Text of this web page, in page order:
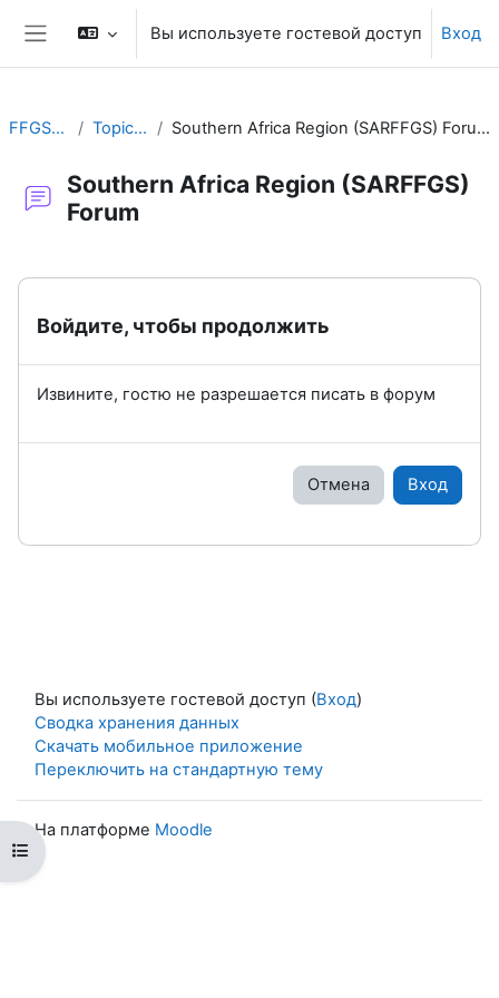
Перейти к основному содержанию
Боковая панель
Вы используете гостевой доступ Вход
Открыть оглавление курса
FFGS-F Topic 2 Southern Africa Region (SARFFGS) Forum
Southern Africa Region (SARFFGS)
Forum
Войдите, чтобы продолжить
Извините, гостю не разрешается писать в форум
Отмена Вход
Вы используете гостевой доступ (Вход)
Сводка хранения данных
Скачать мобильное приложение
Переключить на стандартную тему
На платформе Moodle